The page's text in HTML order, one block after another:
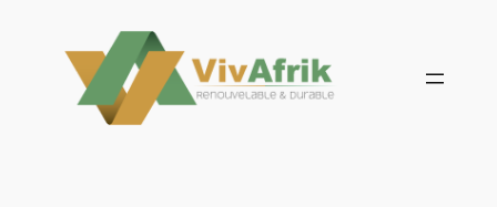
contenu